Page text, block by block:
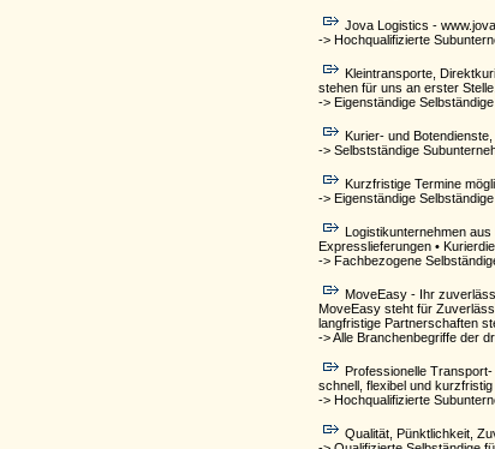
Jova Logistics -
-> Hochqualifizierte
Kleintransporte,
stehen für uns an erster
-> Eigenständige
Kurier- und
-> Selbstständige
Kurzfristige Termine
-> Eigenständige
Logistikunternehmen
Expresslieferungen •
-> Fachbezogene
MoveEasy - Ihr
MoveEasy steht für
langfristige Partnerschaften
-> Alle Branchenbegriffe der
Professionelle
schnell, flexibel und
-> Hochqualifizierte
Qualität, Pünktlichkeit,